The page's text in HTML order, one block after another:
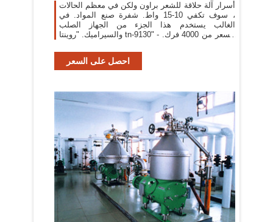
أسرار آلة حلاقة للشعر براون ولكن في معظم الحالات
، سوف تكفي 10-15 واط. شفرة صنع المواد. في
الغالب يستخدم هذا الجزء من الجهاز الصلب
والسيراميك. "روينتا tn-9130" - السعر من 4000 فرك.
احصل على السعر